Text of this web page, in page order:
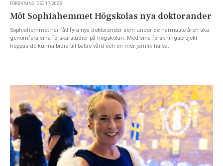
FORSKNING, DEC 17, 2025
Möt Sophiahemmet Högskolas nya doktorander
Sophiahemmet har fått fyra nya doktorander som under de närmaste åren ska
genomföra sina forskarstudier på högskolan. Med sina forskningsprojekt
hoppas de kunna bidra till bättre vård och en mer jämlik hälsa.